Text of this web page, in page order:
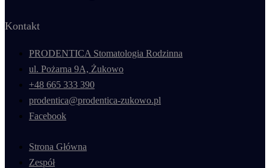
Kontakt
PRODENTICA Stomatologia Rodzinna
ul. Pożarna 9A, Żukowo
+48 665 333 390
prodentica@prodentica-zukowo.pl
Facebook
Strona Główna
Zespół